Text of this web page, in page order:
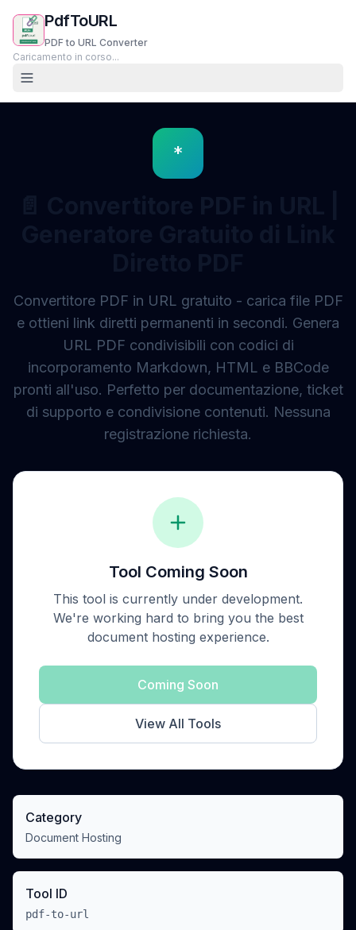
PdfToURL
PDF to URL Converter
Caricamento in corso...
*
Convertitore PDF in URL gratuito - carica file PDF
e ottieni link diretti permanenti in secondi. Genera
URL PDF condivisibili con codici di
incorporamento Markdown, HTML e BBCode
pronti all'uso. Perfetto per documentazione, ticket
di supporto e condivisione contenuti. Nessuna
registrazione richiesta.
Tool Coming Soon
This tool is currently under development.
We're working hard to bring you the best
document hosting experience.
Coming Soon
View All Tools
Category
Document Hosting
Tool ID
pdf-to-url